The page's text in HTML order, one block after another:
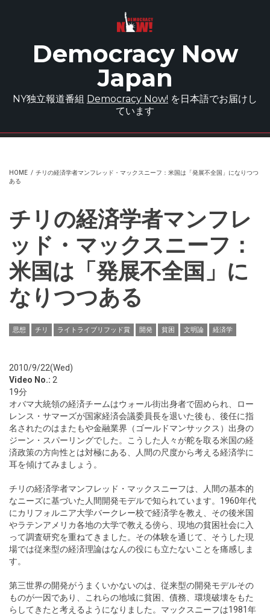
Democracy Now
Japan
NY独立報道番組 Democracy Now! を日本語でお届けし
ています
HOME / チリの経済学者マンフレッド・マックスニーフ：米国は「発展不全国」になりつつ
ある
チリの経済学者マンフレ
ッド・マックスニーフ：
米国は「発展不全国」に
なりつつある
思想 チリ ライトライブリフッド賞 開発 貧困 文明論 経済学
2010/9/22(Wed)
Video No.: 2
19分
オバマ大統領の経済チームはウォール街出身者で固められ、ロー
レンス・サマーズが国家経済会議委員長を退いた後も、後任に指
名されたのはまたもや金融業界（ゴールドマンサックス）出身の
ジーン・スパーリングでした。こうした人々が舵を取る米国の経
済政策の方向性とは対極にある、人間の尺度から考える経済学に
耳を傾けてみましょう。
チリの経済学者マンフレッド・マックスニーフは、人間の基本的
なニーズに基づいた人間開発モデルで知られています。1960年代
にカリフォルニア大学バークレー校で経済学を教え、その後米国
やラテンアメリカ各地の大学で教える傍ら、現地の貧困社会に入
って調査研究を重ねてきました。その体験を通じて、そうした現
場では従来型の経済理論はなんの役にも立たないことを痛感しま
す。
第三世界の開発がうまくいかないのは、従来型の開発モデルその
ものが一因であり、これらの地域に貧困、債務、環境破壊をもた
らしてきたと考えるようになりました。マックスニーフは1981年